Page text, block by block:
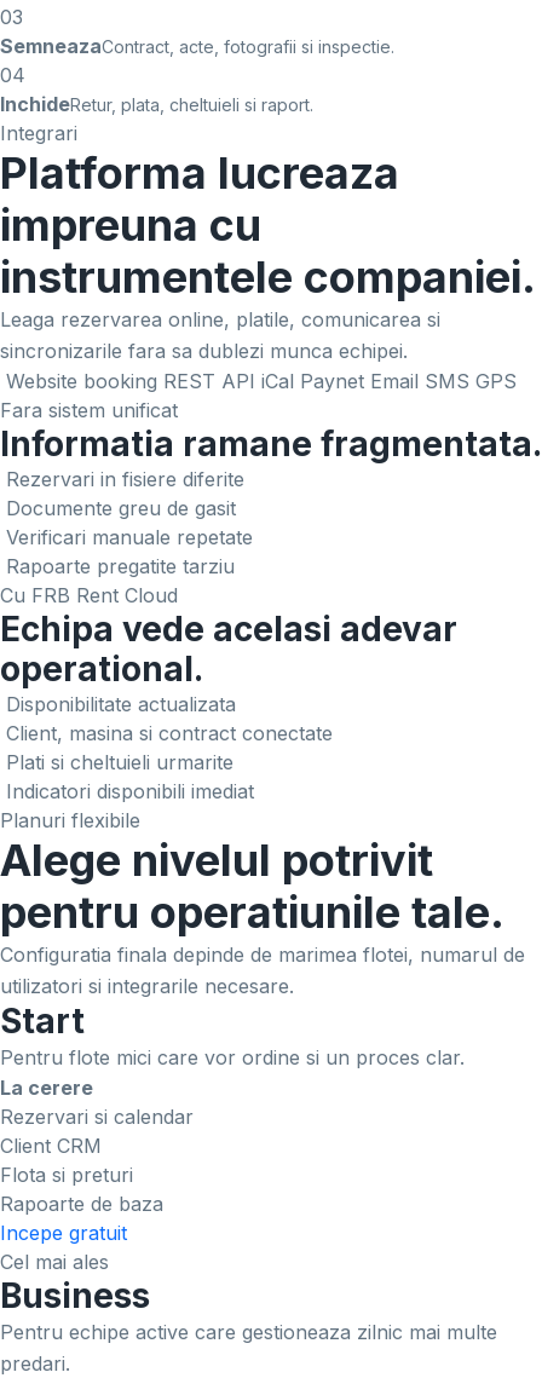
03
SemneazaContract, acte, fotografii si inspectie.
04
InchideRetur, plata, cheltuieli si raport.
Integrari
Platforma lucreaza
impreuna cu
instrumentele companiei.
Leaga rezervarea online, platile, comunicarea si
sincronizarile fara sa dublezi munca echipei.
Website booking REST API iCal Paynet Email SMS GPS
Fara sistem unificat
Informatia ramane fragmentata.
Rezervari in fisiere diferite
Documente greu de gasit
Verificari manuale repetate
Rapoarte pregatite tarziu
Cu FRB Rent Cloud
Echipa vede acelasi adevar
operational.
Disponibilitate actualizata
Client, masina si contract conectate
Plati si cheltuieli urmarite
Indicatori disponibili imediat
Planuri flexibile
Alege nivelul potrivit
pentru operatiunile tale.
Configuratia finala depinde de marimea flotei, numarul de
utilizatori si integrarile necesare.
Start
Pentru flote mici care vor ordine si un proces clar.
La cerere
Rezervari si calendar
Client CRM
Flota si preturi
Rapoarte de baza
Incepe gratuit
Cel mai ales
Business
Pentru echipe active care gestioneaza zilnic mai multe
predari.